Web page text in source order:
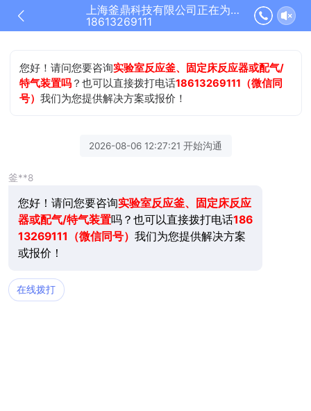
上海釜鼎科技有限公司正在为您服务
18613269111
您好！请问您要咨询实验室反应釜、固定床反应器或配气/
特气装置吗 ？也可以直接拨打电话18613269111（微信同
号）我们为您提供解决方案或报价！
2026-08-06 12:27:21 开始沟通
釜**8
您好！请问您要咨询实验室反应釜、固定床反应
器或配气/特气装置吗？也可以直接拨打电话186
13269111（微信同号） 我们为您提供解决方案
或报价！
在线拨打